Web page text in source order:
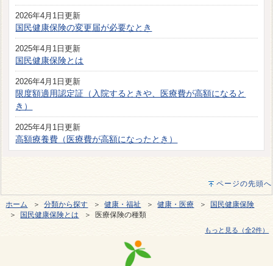
2026年4月1日更新
国民健康保険の変更届が必要なとき
2025年4月1日更新
国民健康保険とは
2026年4月1日更新
限度額適用認定証（入院するときや、医療費が高額になると
き）
2025年4月1日更新
高額療養費（医療費が高額になったとき）
ページの先頭へ
ホーム ＞分類から探す ＞健康・福祉 ＞健康・医療 ＞
国民健康保険
＞
国民健康保険とは ＞ 医療保険の種類
もっと見る（全2件）